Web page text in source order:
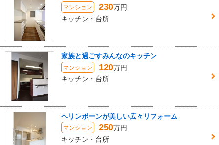
マンション 230万円
キッチン・台所
家族と過ごすみんなのキッチン
マンション 120万円
キッチン・台所
ヘリンボーンが美しい広々リフォーム
マンション 250万円
キッチン・台所